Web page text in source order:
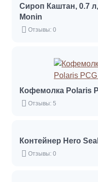
Сироп Каштан, 0.7
Monin
Отзывы: 0
Кофемолка Polaris
Отзывы: 5
Контейнер Hero
Отзывы: 0